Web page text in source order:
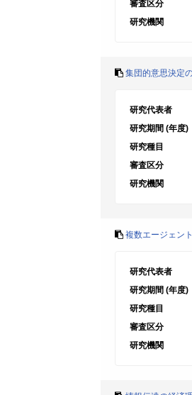
審査区分
研究機関
集団的意思決定
研究代表者
研究期間 (年度)
研究種目
審査区分
研究機関
複数エージェン
研究代表者
研究期間 (年度)
研究種目
審査区分
研究機関